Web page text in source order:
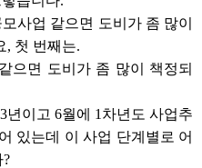
사업 같으면 도비가 좀 많이
, 첫 번째는.
으면 도비가 좀 많이 책정되
년이고 6월에 1차년도 사업추
있는데 이 사업 단계별로 어